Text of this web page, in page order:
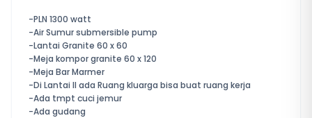
-PLN 1300 watt
-Air Sumur submersible pump
-Lantai Granite 60 x 60
-Meja kompor granite 60 x 120
-Meja Bar Marmer
-Di Lantai ll ada Ruang kluarga bisa buat ruang kerja
-Ada tmpt cuci jemur
-Ada gudang